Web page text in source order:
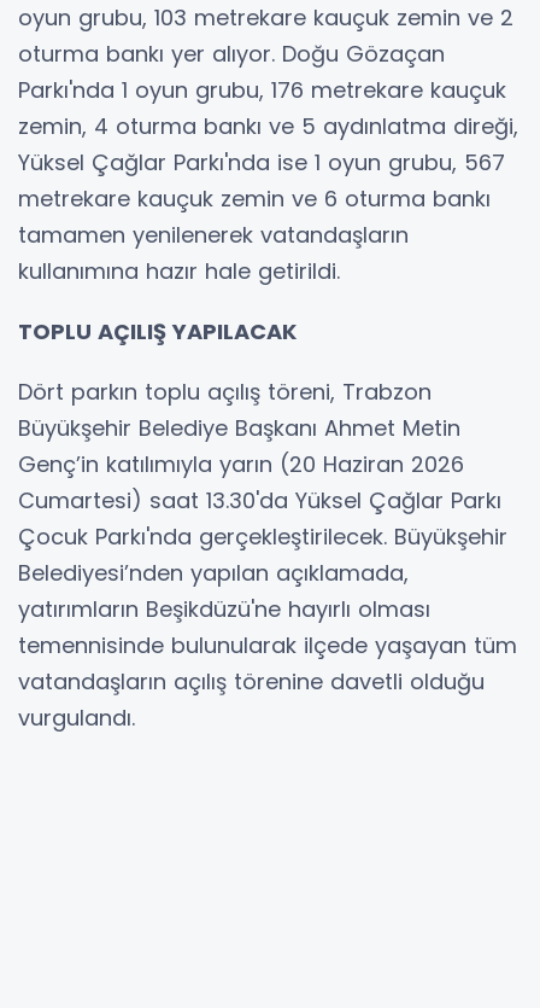
oyun grubu, 103 metrekare kauçuk zemin ve 2
oturma bankı yer alıyor. Doğu Gözaçan
Parkı'nda 1 oyun grubu, 176 metrekare kauçuk
zemin, 4 oturma bankı ve 5 aydınlatma direği,
Yüksel Çağlar Parkı'nda ise 1 oyun grubu, 567
metrekare kauçuk zemin ve 6 oturma bankı
tamamen yenilenerek vatandaşların
kullanımına hazır hale getirildi.
TOPLU AÇILIŞ YAPILACAK
Dört parkın toplu açılış töreni, Trabzon
Büyükşehir Belediye Başkanı Ahmet Metin
Genç’in katılımıyla yarın (20 Haziran 2026
Cumartesi) saat 13.30'da Yüksel Çağlar Parkı
Çocuk Parkı'nda gerçekleştirilecek. Büyükşehir
Belediyesi’nden yapılan açıklamada,
yatırımların Beşikdüzü'ne hayırlı olması
temennisinde bulunularak ilçede yaşayan tüm
vatandaşların açılış törenine davetli olduğu
vurgulandı.